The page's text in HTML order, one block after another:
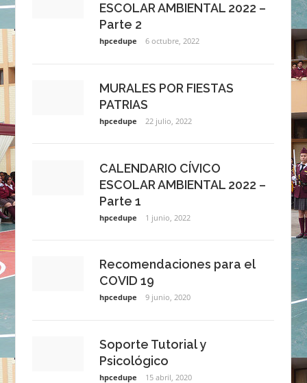
ESCOLAR AMBIENTAL 2022 –
Parte 2
hpcedupe 6 octubre, 2022
MURALES POR FIESTAS
PATRIAS
hpcedupe 22 julio, 2022
CALENDARIO CÍVICO
ESCOLAR AMBIENTAL 2022 –
Parte 1
hpcedupe 1 junio, 2022
Recomendaciones para el
COVID 19
hpcedupe 9 junio, 2020
Soporte Tutorial y
Psicológico
hpcedupe 15 abril, 2020